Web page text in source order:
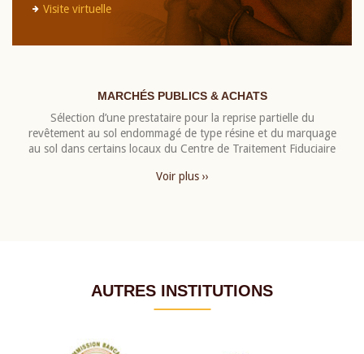
Visite virtuelle
MARCHÉS PUBLICS & ACHATS
Sélection d’une prestataire pour la reprise partielle du
revêtement au sol endommagé de type résine et du marquage
au sol dans certains locaux du Centre de Traitement Fiduciaire
Voir plus ››
AUTRES INSTITUTIONS